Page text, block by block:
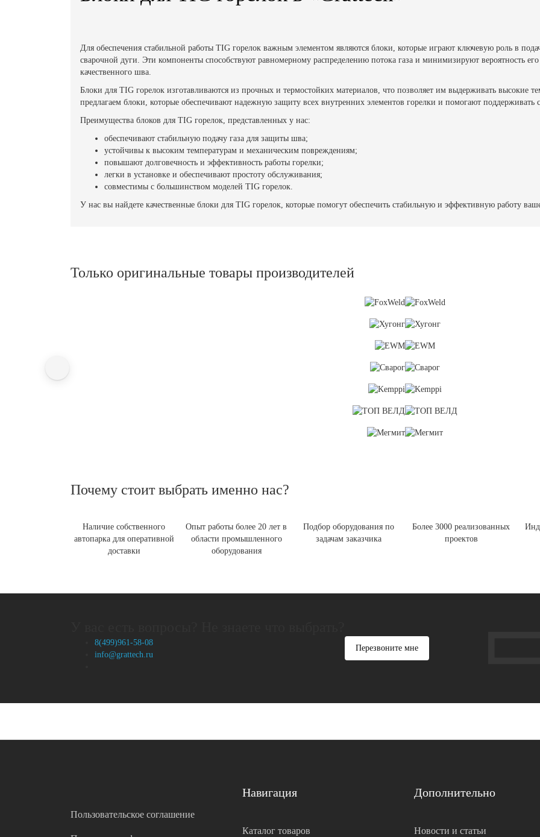
Для обеспечения стабильной работы TIG горелок важным элементом являются блоки, которые играют ключевую роль в
сварочной дуги. Эти компоненты способствуют равномерному распределению потока газа и минимизируют вероятность
качественного шва.
Блоки для TIG горелок изготавливаются из прочных и термостойких материалов, что позволяет им выдерживать высокие
предлагаем блоки, которые обеспечивают надежную защиту всех внутренних элементов горелки и помогают поддерживать
Преимущества блоков для TIG горелок, представленных у нас:
обеспечивают стабильную подачу газа для защиты шва;
устойчивы к высоким температурам и механическим повреждениям;
повышают долговечность и эффективность работы горелки;
легки в установке и обеспечивают простоту обслуживания;
совместимы с большинством моделей TIG горелок.
У нас вы найдете качественные блоки для TIG горелок, которые помогут обеспечить стабильную и эффективную работу
Только оригинальные товары производителей
Почему стоит выбрать именно нас?
Наличие собственного
автопарка для оперативной
доставки
Опыт работы более 20 лет в
области промышленного
оборудования
Подбор оборудования по
задачам заказчика
Более 3000 реализованных
проектов
8(499)961-58-08
info@grattech.ru
Перезвоните мне
Пользовательское соглашение
Навигация
Каталог товаров
Дополнительно
Новости и статьи